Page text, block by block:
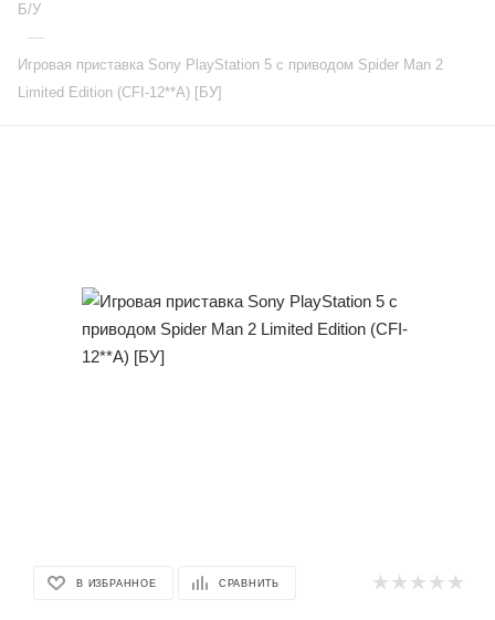
Б/У
—
Игровая приставка Sony PlayStation 5 с приводом Spider Man 2
Limited Edition (CFI-12**A) [БУ]
В ИЗБРАННОЕ СРАВНИТЬ